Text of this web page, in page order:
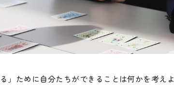
」ために自分たちができることは何かを考え